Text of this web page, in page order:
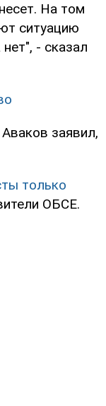
На том
ситуацию
- сказал
заявил,
только
ОБСЕ.